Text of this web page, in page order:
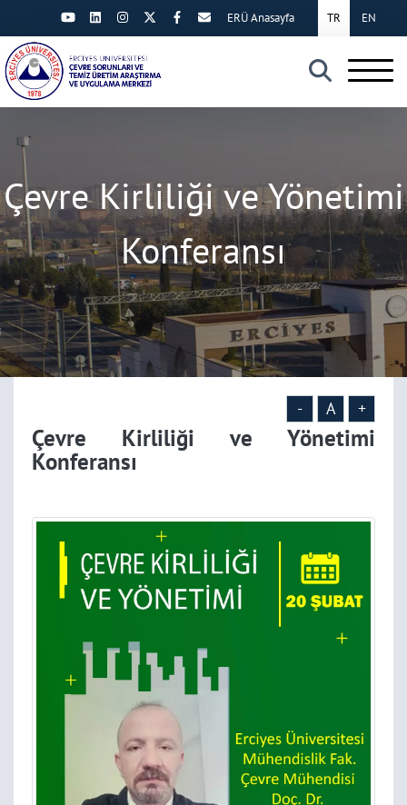
×
TR EN
ERÜ Anasayfa
Çevre Kirliliği ve Yönetimi
Konferansı
- A +
Çevre Kirliliği ve Yönetimi
Konferansı